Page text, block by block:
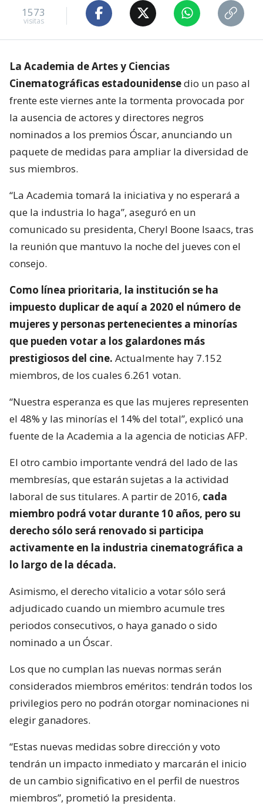
1573
visitas
La Academia de Artes y Ciencias
Cinematográficas estadounidensedio un paso al
frente este viernes ante la tormenta provocada por
la ausencia de actores y directores negros
nominados a los premios Óscar, anunciando un
paquete de medidas para ampliar la diversidad de
sus miembros.
“La Academia tomará la iniciativa y no esperará a
que la industria lo haga”, aseguró en un
comunicado su presidenta, Cheryl Boone Isaacs, tras
la reunión que mantuvo la noche del jueves con el
consejo.
Como línea prioritaria, la institución se ha
impuesto duplicar de aquí a 2020 el número de
mujeres y personas pertenecientes a minorías
que pueden votar a los galardones más
prestigiosos del cine. Actualmente hay 7.152
miembros, de los cuales 6.261 votan.
“Nuestra esperanza es que las mujeres representen
el 48% y las minorías el 14% del total”, explicó una
fuente de la Academia a la agencia de noticias AFP.
El otro cambio importante vendrá del lado de las
membresías, que estarán sujetas a la actividad
laboral de sus titulares. A partir de 2016, cada
miembro podrá votar durante 10 años, pero su
derecho sólo será renovado si participa
activamente en la industria cinematográfica a
lo largo de la década.
Asimismo, el derecho vitalicio a votar sólo será
adjudicado cuando un miembro acumule tres
periodos consecutivos, o haya ganado o sido
nominado a un Óscar.
Los que no cumplan las nuevas normas serán
considerados miembros eméritos: tendrán todos los
privilegios pero no podrán otorgar nominaciones ni
elegir ganadores.
“Estas nuevas medidas sobre dirección y voto
tendrán un impacto inmediato y marcarán el inicio
de un cambio significativo en el perfil de nuestros
miembros”, prometió la presidenta.